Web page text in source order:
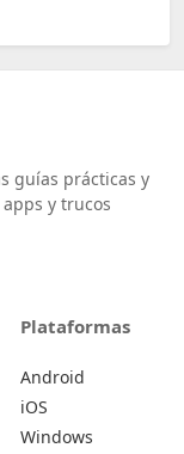
guías prácticas y
y trucos
Plataformas
Android
iOS
Windows